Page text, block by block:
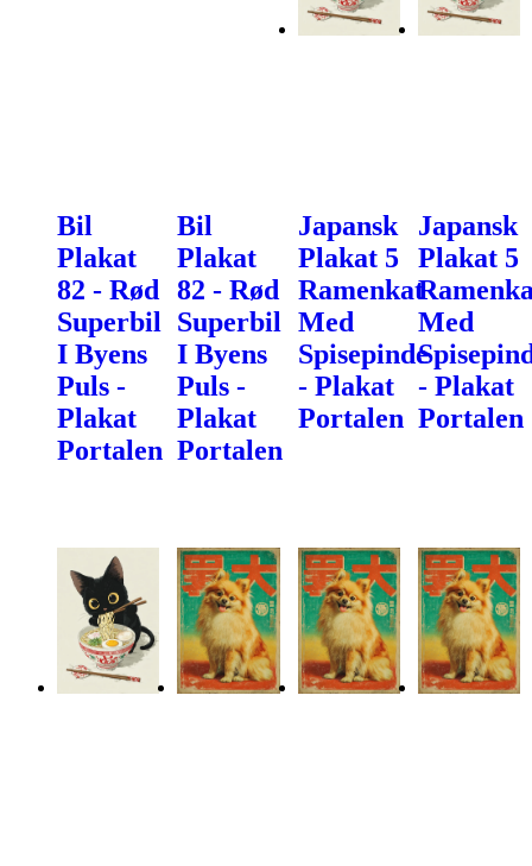
Bil
Plakat
82 - Rød
Superbil
I Byens
Puls -
Plakat
Portalen
Bil
Plakat
82 - Rød
Superbil
I Byens
Puls -
Plakat
Portalen
Japansk
Plakat 5
Ramenkat
Med
Spisepinde
- Plakat
Portalen
Japansk
Plakat 5
Med
- Plakat
Portalen